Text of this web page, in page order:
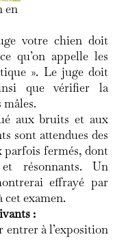
en
votre chien doit
qu’on appelle les
». Le juge doit
que vérifier la
aux bruits et aux
sont attendues des
parfois fermés, dont
résonnants. Un
effrayé par
cet examen.
:
à l’exposition